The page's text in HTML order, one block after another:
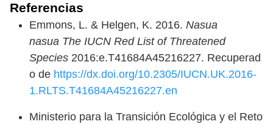
Referencias
Emmons, L. & Helgen, K. 2016. Nasua
nasua The IUCN Red List of Threatened
Species 2016:e.T41684A45216227. Recuperad
o de https://dx.doi.org/10.2305/IUCN.UK.2016-
1.RLTS.T41684A45216227.en
Ministerio para la Transición Ecológica y el Reto